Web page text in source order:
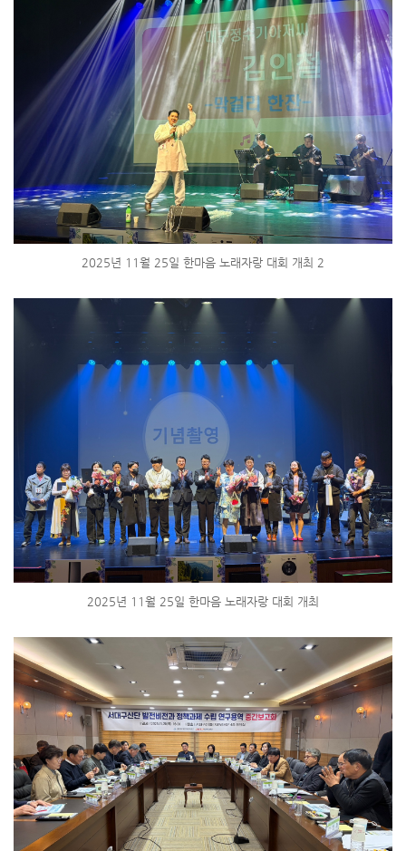
2025년 11월 25일 한마음 노래자랑 대회 개최 2
2025년 11월 25일 한마음 노래자랑 대회 개최